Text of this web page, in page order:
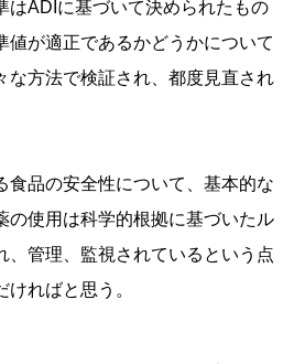
はADIに基づいて決められたもの
値が適正であるかどうかについて
な方法で検証され、都度見直され
食品の安全性について、基本的な
の使用は科学的根拠に基づいたル
、管理、監視されているという点
ればと思う。